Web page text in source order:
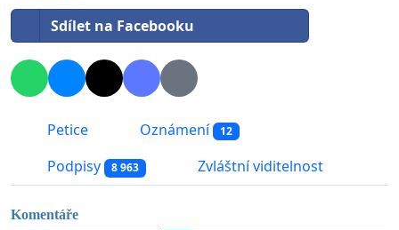
Sdílet na Facebooku
Petice Oznámení 12
Podpisy 8 963 Zvláštní viditelnost
Komentáře